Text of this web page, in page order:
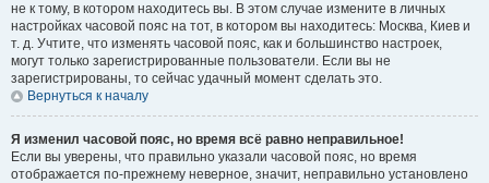
не к тому, в котором находитесь вы. В этом случае измените в личных
настройках часовой пояс на тот, в котором вы находитесь: Москва, Киев и
т. д. Учтите, что изменять часовой пояс, как и большинство настроек,
могут только зарегистрированные пользователи. Если вы не
зарегистрированы, то сейчас удачный момент сделать это.
Вернуться к началу
Я изменил часовой пояс, но время всё равно неправильное!
Если вы уверены, что правильно указали часовой пояс, но время
отображается по-прежнему неверное, значит, неправильно установлено